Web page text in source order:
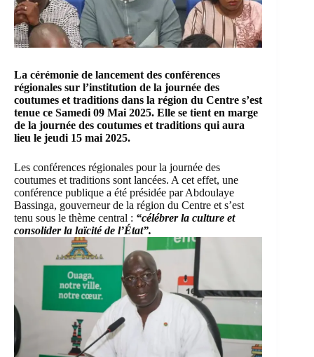
La cérémonie de lancement des conférences
régionales sur l’institution de la journée des
coutumes et traditions dans la région du Centre s’est
tenue ce Samedi 09 Mai 2025. Elle se tient en marge
de la journée des coutumes et traditions qui aura
lieu le jeudi 15 mai 2025.
Les conférences régionales pour la journée des
coutumes et traditions sont lancées. A cet effet, une
conférence publique a été présidée par Abdoulaye
Bassinga, gouverneur de la région du Centre et s’est
tenu sous le thème central : “célébrer la culture et
consolider la laïcité de l’État”.